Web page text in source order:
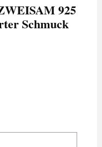
925
Schmuck